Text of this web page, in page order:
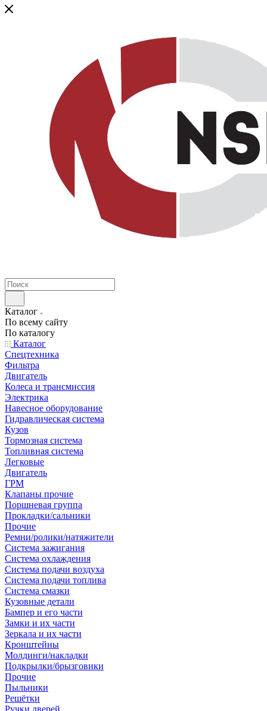
Каталог
По всему сайту
По каталогу
Каталог
Спецтехника
Фильтра
Двигатель
Колеса и трансмиссия
Электрика
Навесное оборудование
Гидравлическая система
Кузов
Тормозная система
Топливная система
Легковые
Двигатель
ГРМ
Клапаны прочие
Поршневая группа
Прокладки/сальники
Прочие
Ремни/ролики/натяжители
Система зажигания
Система охлаждения
Система подачи воздуха
Система подачи топлива
Система смазки
Кузовные детали
Бампер и его части
Замки и их части
Зеркала и их части
Кронштейны
Молдинги/накладки
Подкрылки/брызговики
Прочие
Пыльники
Решётки
Ручки дверей